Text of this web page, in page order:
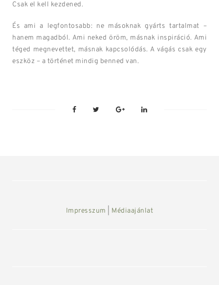
Csak el kell kezdened.
És ami a legfontosabb: ne másoknak gyárts tartalmat –
hanem magadból. Ami neked öröm, másnak inspiráció. Ami
téged megnevettet, másnak kapcsolódás. A vágás csak egy
eszköz – a történet mindig benned van.
Impresszum Médiaajánlat